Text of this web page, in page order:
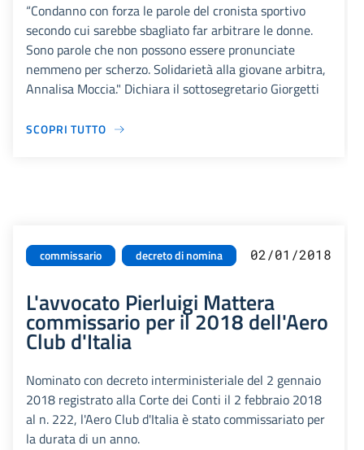
“Condanno con forza le parole del cronista sportivo
secondo cui sarebbe sbagliato far arbitrare le donne.
Sono parole che non possono essere pronunciate
nemmeno per scherzo. Solidarietà alla giovane arbitra,
Annalisa Moccia." Dichiara il sottosegretario Giorgetti
SCOPRI TUTTO
commissario decreto di nomina 02/01/2018
L'avvocato Pierluigi Mattera
commissario per il 2018 dell'Aero
Club d'Italia
Nominato con decreto interministeriale del 2 gennaio
2018 registrato alla Corte dei Conti il 2 febbraio 2018
al n. 222, l'Aero Club d'Italia è stato commissariato per
la durata di un anno.